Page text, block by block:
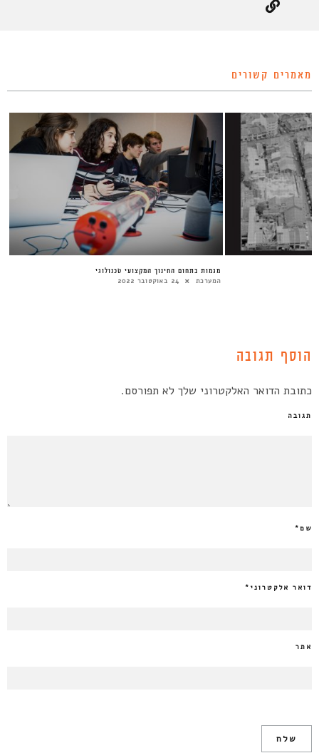
מאמרים קשורים
מגמות בתחום החינוך המקצועי טכנולוגי
המערכת 24 באוקטובר 2022
הוסף תגובה
כתובת הדואר האלקטרוני שלך לא תפורסם.
תגובה
שם*
דואר אלקטרוני *
אתר